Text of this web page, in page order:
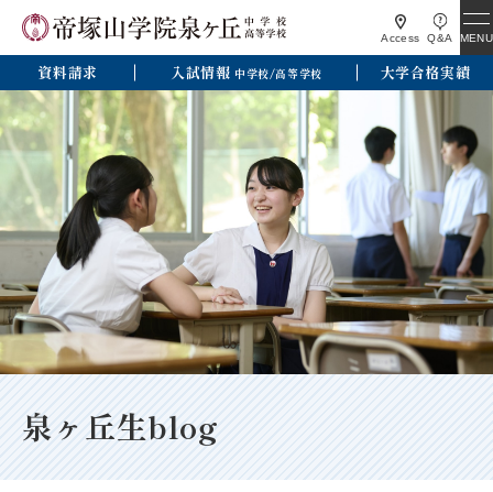
Access Q&A MENU
資料請求 入試情報 中学校/高等学校 大学合格実績
泉ヶ丘生blog